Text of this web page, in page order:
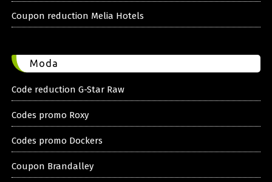
Coupon reduction Melia Hotels
Moda
Code reduction G-Star Raw
Codes promo Roxy
Codes promo Dockers
Coupon Brandalley